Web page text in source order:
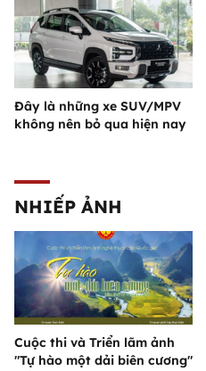
Đây là những xe SUV/MPV
không nên bỏ qua hiện nay
NHIẾP ẢNH
Cuộc thi và Triển lãm ảnh
"Tự hào một dải biên cương"